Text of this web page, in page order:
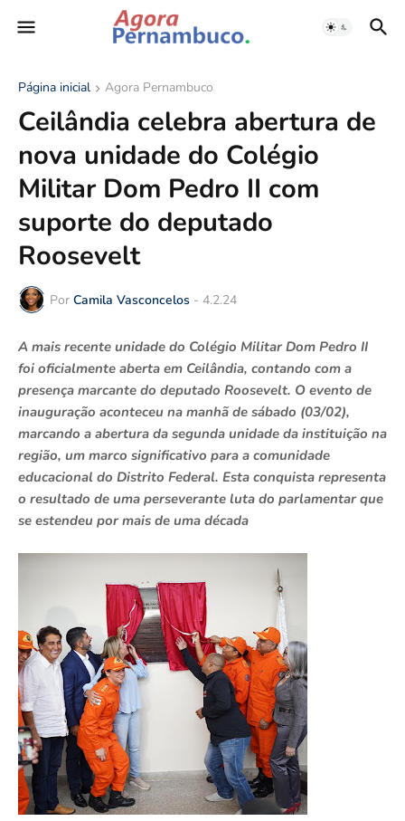
Página inicial Agora Pernambuco
Ceilândia celebra abertura de
nova unidade do Colégio
Militar Dom Pedro II com
suporte do deputado
Roosevelt
Por Camila Vasconcelos - 4.2.24
A mais recente unidade do Colégio Militar Dom Pedro II
foi oficialmente aberta em Ceilândia, contando com a
presença marcante do deputado Roosevelt. O evento de
inauguração aconteceu na manhã de sábado (03/02),
marcando a abertura da segunda unidade da instituição na
região, um marco significativo para a comunidade
educacional do Distrito Federal. Esta conquista representa
o resultado de uma perseverante luta do parlamentar que
se estendeu por mais de uma década